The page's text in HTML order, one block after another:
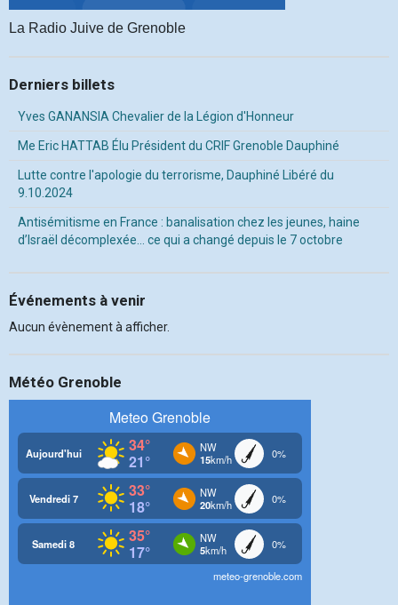
La Radio Juive de Grenoble
Derniers billets
Yves GANANSIA Chevalier de la Légion d'Honneur
Me Eric HATTAB Élu Président du CRIF Grenoble Dauphiné
Lutte contre l'apologie du terrorisme, Dauphiné Libéré du
9.10.2024
Antisémitisme en France : banalisation chez les jeunes, haine
d’Israël décomplexée… ce qui a changé depuis le 7 octobre
Événements à venir
Aucun évènement à afficher.
Météo Grenoble